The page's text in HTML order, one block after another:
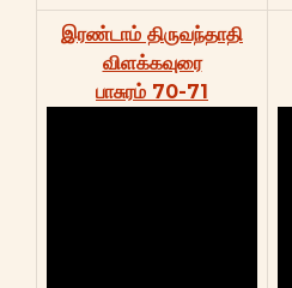
இரண்டாம் திருவந்தாதி
விளக்கவுரை
பாசுரம் 70-71